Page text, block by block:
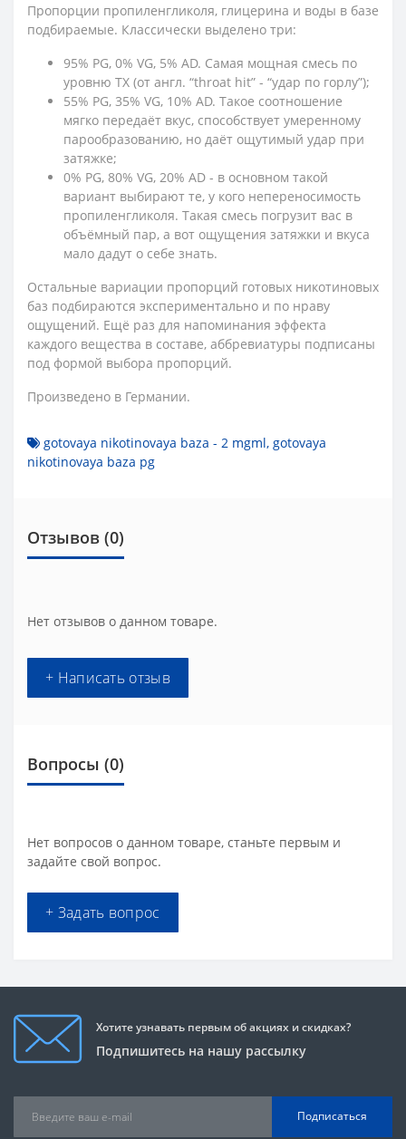
Пропорции пропиленгликоля, глицерина и воды в базе
подбираемые. Классически выделено три:
95% PG, 0% VG, 5% AD. Самая мощная смесь по
уровню ТХ (от англ. “throat hit” - “удар по горлу”);
55% PG, 35% VG, 10% AD. Такое соотношение
мягко передаёт вкус, способствует умеренному
парообразованию, но даёт ощутимый удар при
затяжке;
0% PG, 80% VG, 20% AD - в основном такой
вариант выбирают те, у кого непереносимость
пропиленгликоля. Такая смесь погрузит вас в
объёмный пар, а вот ощущения затяжки и вкуса
мало дадут о себе знать.
Остальные вариации пропорций готовых никотиновых
баз подбираются экспериментально и по нраву
ощущений. Ещё раз для напоминания эффекта
каждого вещества в составе, аббревиатуры подписаны
под формой выбора пропорций.
Произведено в Германии.
gotovaya nikotinovaya baza - 2 mgml, gotovaya
nikotinovaya baza pg
Отзывов (0)
Нет отзывов о данном товаре.
+ Написать отзыв
Вопросы (0)
Нет вопросов о данном товаре, станьте первым и
задайте свой вопрос.
+ Задать вопрос
Хотите узнавать первым об акциях и скидках?
Подпишитесь на нашу рассылку
Подписаться